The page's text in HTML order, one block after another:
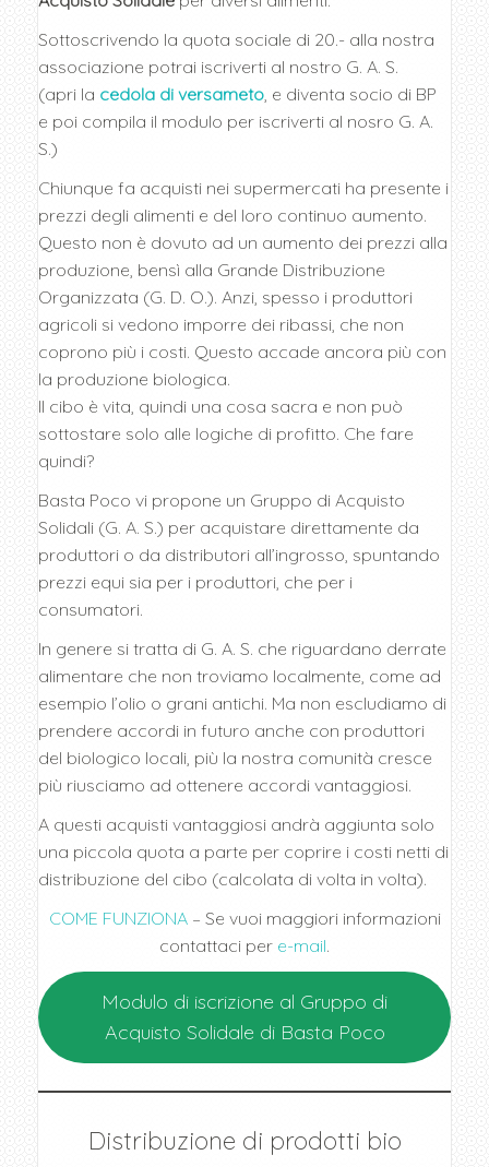
Sottoscrivendo la quota sociale di 20.- alla nostra
associazione potrai iscriverti al nostro G. A. S.
(apri la cedola di versameto , e diventa socio di BP
e poi compila il modulo per iscriverti al nosro G. A.
S.)
Chiunque fa acquisti nei supermercati ha presente i
prezzi degli alimenti e del loro continuo aumento.
Questo non è dovuto ad un aumento dei prezzi alla
produzione, bensì alla Grande Distribuzione
Organizzata (G. D. O.). Anzi, spesso i produttori
agricoli si vedono imporre dei ribassi, che non
coprono più i costi. Questo accade ancora più con
la produzione biologica.
Il cibo è vita, quindi una cosa sacra e non può
sottostare solo alle logiche di profitto. Che fare
quindi?
Basta Poco vi propone un Gruppo di Acquisto
Solidali (G. A. S.) per acquistare direttamente da
produttori o da distributori all’ingrosso, spuntando
prezzi equi sia per i produttori, che per i
consumatori.
In genere si tratta di G. A. S. che riguardano derrate
alimentare che non troviamo localmente, come ad
esempio l’olio o grani antichi. Ma non escludiamo di
prendere accordi in futuro anche con produttori
del biologico locali, più la nostra comunità cresce
più riusciamo ad ottenere accordi vantaggiosi.
A questi acquisti vantaggiosi andrà aggiunta solo
una piccola quota a parte per coprire i costi netti di
distribuzione del cibo (calcolata di volta in volta).
COME FUNZIONA– Se vuoi maggiori informazioni
contattaci per e-mail.
Modulo di iscrizione al Gruppo di
Acquisto Solidale di Basta Poco
Distribuzione di prodotti bio